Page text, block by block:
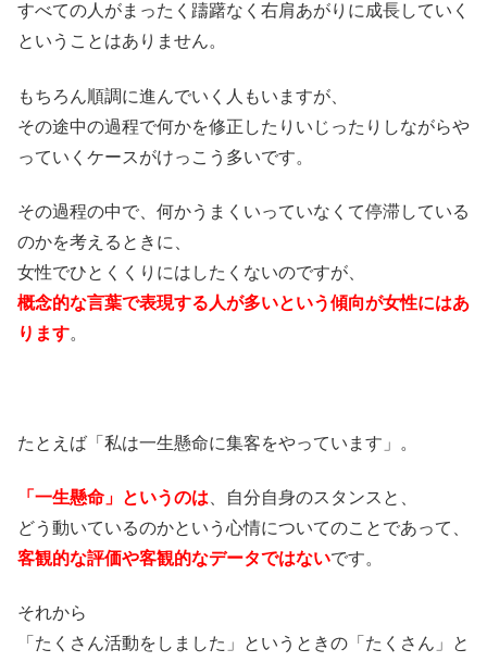
すべての人がまったく躊躇なく右肩あがりに成長していく
ということはありません。
もちろん順調に進んでいく人もいますが、
その途中の過程で何かを修正したりいじったりしながらや
っていくケースがけっこう多いです。
その過程の中で、何かうまくいっていなくて停滞している
のかを考えるときに、
女性でひとくくりにはしたくないのですが、
概念的な言葉で表現する人が多いという傾向が女性にはあ
ります。
たとえば「私は一生懸命に集客をやっています」。
「一生懸命」というのは 、自分自身のスタンスと、
どう動いているのかという心情についてのことであって、
客観的な評価や客観的なデータではないです。
それから
「たくさん活動をしました」というときの「たくさん」と